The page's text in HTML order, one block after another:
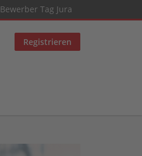
Bewerber Tag Jura
Registrieren